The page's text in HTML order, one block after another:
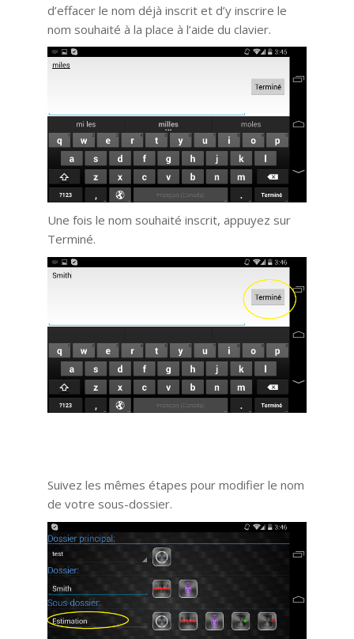
d’effacer le nom déjà inscrit et d’y inscrire le
nom souhaité à la place à l’aide du clavier.
Une fois le nom souhaité inscrit, appuyez sur
Terminé.
Suivez les mêmes étapes pour modifier le nom
de votre sous-dossier.